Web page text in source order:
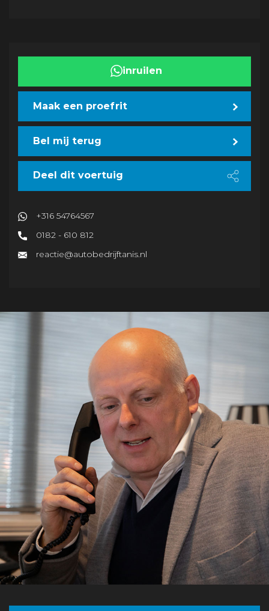
inruilen
Maak een proefrit
Bel mij terug
Deel dit voertuig
+316 54764567
0182 - 610 812
reactie@autobedrijftanis.nl